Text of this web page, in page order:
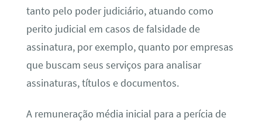
tanto pelo poder judiciário, atuando como
perito judicial em casos de falsidade de
assinatura, por exemplo, quanto por empresas
que buscam seus serviços para analisar
assinaturas, títulos e documentos.
A remuneração média inicial para a perícia de